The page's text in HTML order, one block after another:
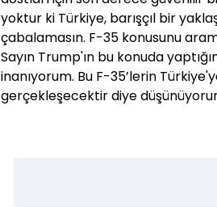
yoktur ki Türkiye, barışçıl bir
çabalamasın. F-35 konusunu
Sayın Trump'ın bu konuda
inanıyorum. Bu F-35’lerin
gerçekleşecektir diye